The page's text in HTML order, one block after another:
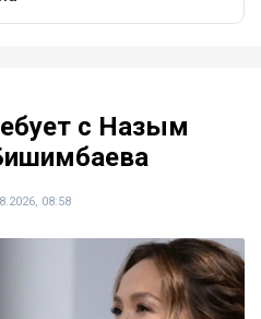
с Назым
08:58